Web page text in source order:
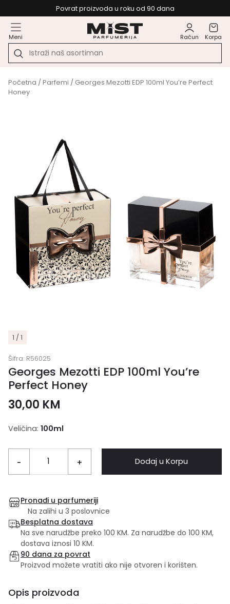
Povrat proizvoda u roku od 90 dana
Meni Račun Korpa
Početna /Parfemi / Georges Mezotti EDP 100ml You’re Perfect
Honey
1 / 1
Šifra: R56025
Georges Mezotti EDP 100ml You’re
Perfect Honey
30,00 KM
Veličina: 100ml
- + Dodaj u Korpu
Pronađi u parfumeriji
Na zalihi u 3 poslovnice
Besplatna dostava
Na sve narudžbe preko 100 KM. Za narudžbe do 100 KM,
dostava iznosi 10 KM.
90 dana za povrat
Proizvod možete vratiti ako nije otvoren i korišten.
Opis proizvoda